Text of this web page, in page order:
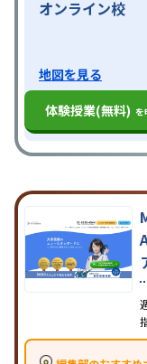
オンライン校
地図を見る
体験授業(無料) を